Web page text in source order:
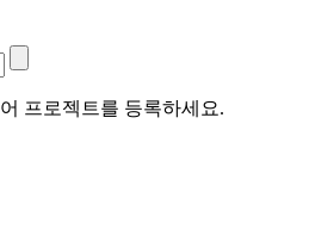
프로젝트를 등록하세요.